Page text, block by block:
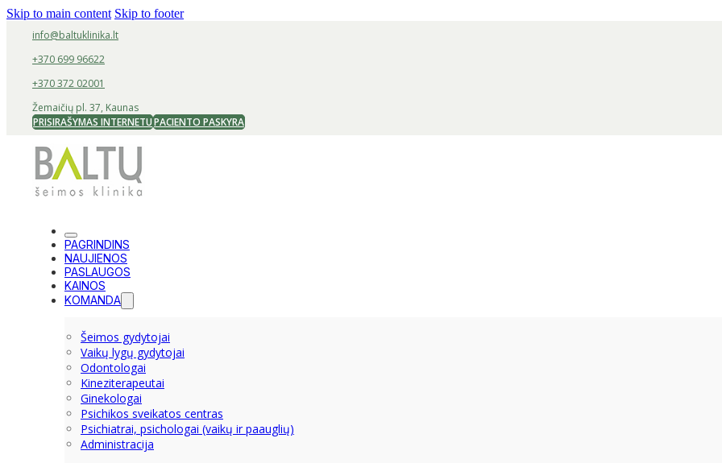
Skip to main content Skip to footer
info@baltuklinika.lt
+370 699 96622
+370 372 02001
Žemaičių pl. 37, Kaunas
PRISIRAŠYMAS INTERNETUPACIENTO PASKYRA
PAGRINDINS
NAUJIENOS
PASLAUGOS
KAINOS
KOMANDA
Šeimos gydytojai
Vaikų lygų gydytojai
Odontologai
Kineziterapeutai
Ginekologai
Psichikos sveikatos centras
Psichiatrai, psichologai (vaikų ir paauglių)
Administracija